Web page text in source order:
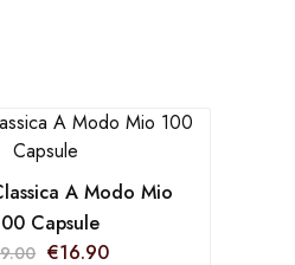
A Modo Mio
Capsule
€16.90